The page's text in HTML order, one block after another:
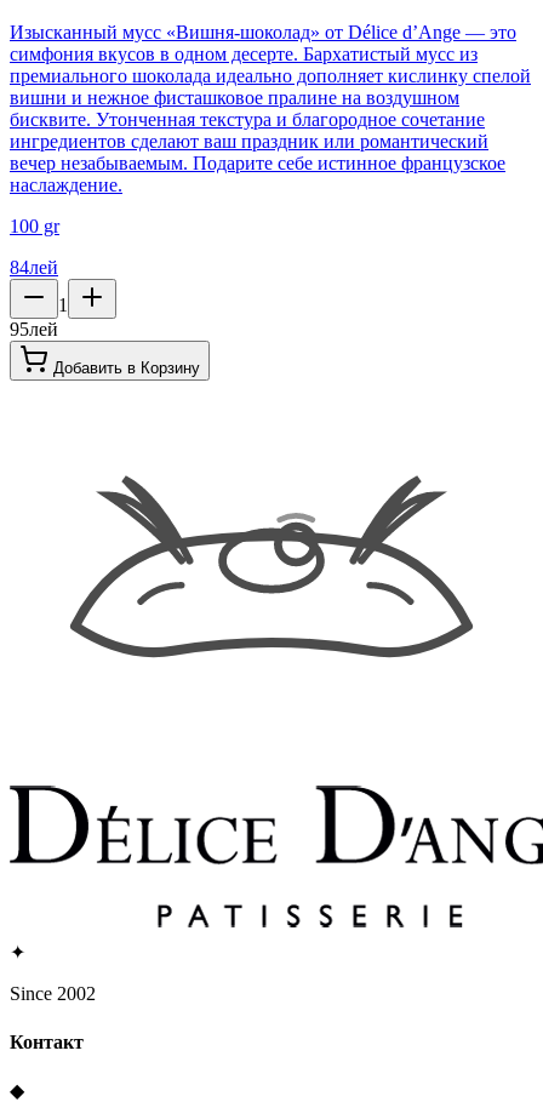
Изысканный мусс «Вишня-шоколад» от Délice d’Ange — это
симфония вкусов в одном десерте. Бархатистый мусс из
премиального шоколада идеально дополняет кислинку спелой
вишни и нежное фисташковое пралине на воздушном
бисквите. Утонченная текстура и благородное сочетание
ингредиентов сделают ваш праздник или романтический
вечер незабываемым. Подарите себе истинное французское
наслаждение.
100 gr
84лей
1
95лей
Добавить в Корзину
✦
Since 2002
Контакт
◆